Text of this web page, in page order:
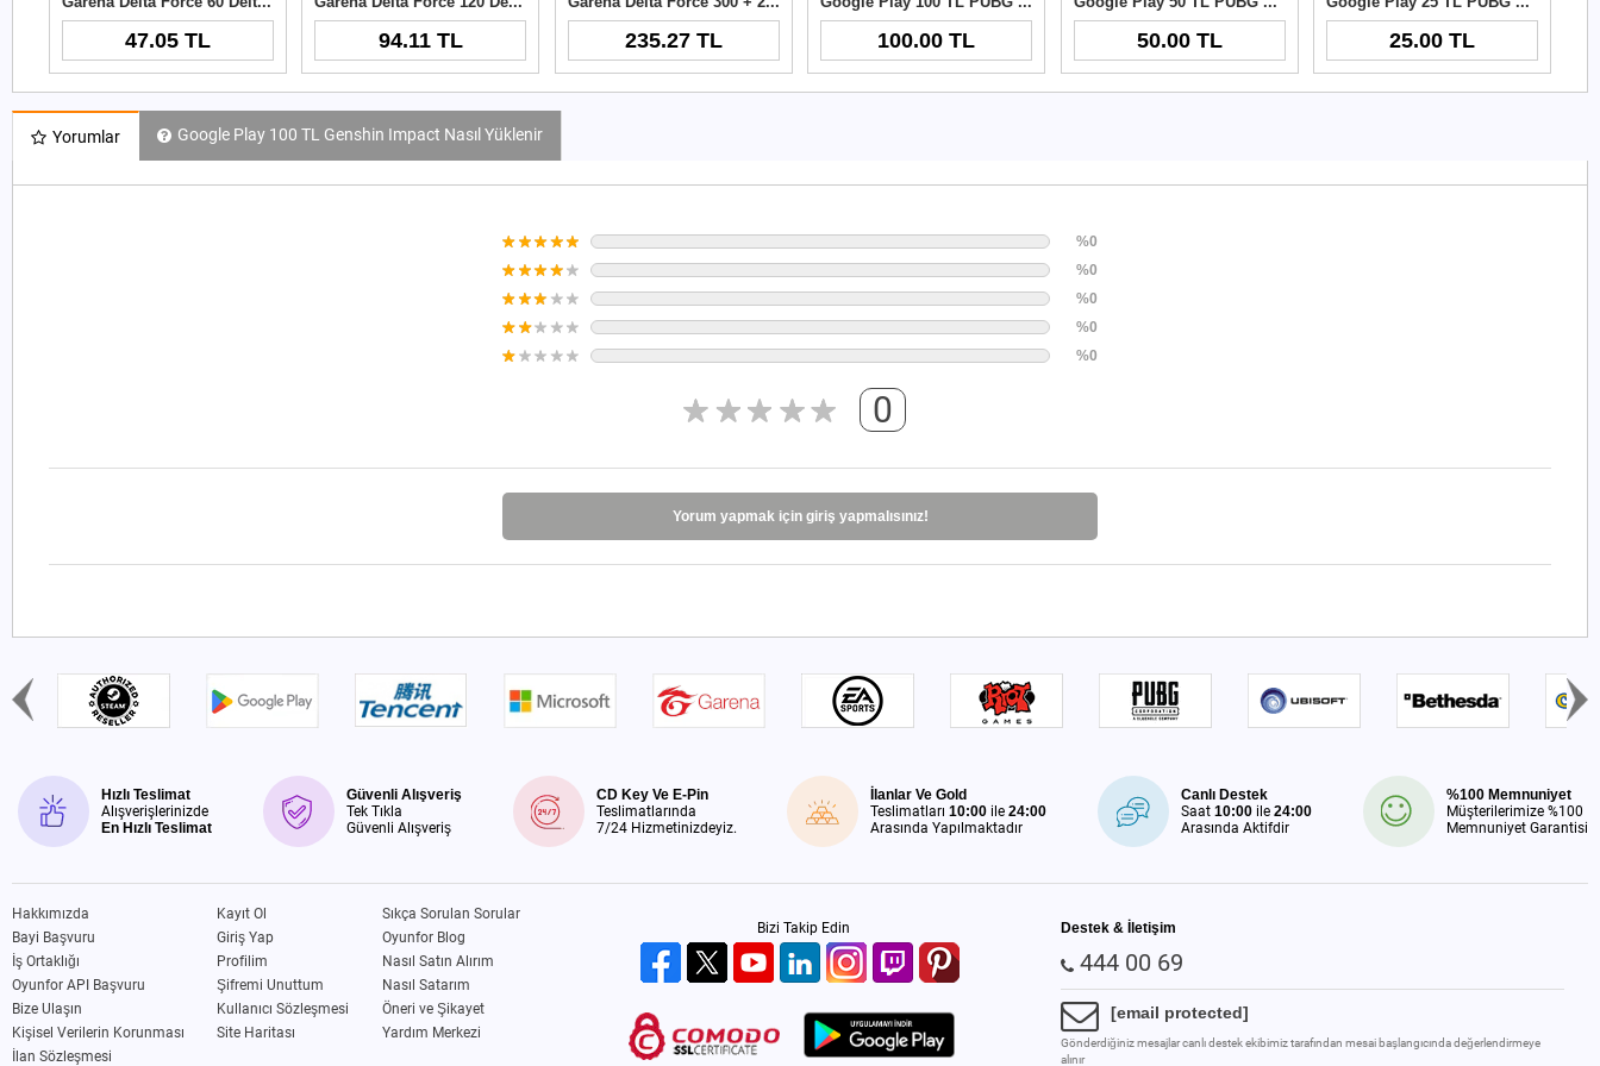
47.05 TL 94.11 TL 235.27 TL 100.00 TL 50.00 TL 25.00 TL
Yorumlar Google Play 100 TL Genshin Impact Nasıl Yüklenir
%0
%0
%0
%0
%0
0
Yorum yapmak için giriş yapmalısınız!
Hızlı Teslimat
Alışverişlerinizde
En Hızlı Teslimat
Güvenli Alışveriş
Tek Tıkla
Güvenli Alışveriş
CD Key Ve E-Pin
Teslimatlarında
7/24 Hizmetinizdeyiz.
İlanlar Ve Gold
Teslimatları10:00 ile24:00
Arasında Yapılmaktadır
Canlı Destek
Saat10:00 ile24:00
Arasında Aktifdir
%100 Memnuniyet
Müşterilerimize %100
Memnuniyet Garantisi
Hakkımızda
Bayi Başvuru
İş Ortaklığı
Oyunfor API Başvuru
Bize Ulaşın
Kişisel Verilerin Korunması
İlan Sözleşmesi
Kayıt Ol
Giriş Yap
Profilim
Şifremi Unuttum
Kullanıcı Sözleşmesi
Site Haritası
Sıkça Sorulan Sorular
Oyunfor Blog
Nasıl Satın Alırım
Nasıl Satarım
Öneri ve Şikayet
Yardım Merkezi
Bizi Takip Edin Destek & İletişim
444 00 69
[email protected]
Gönderdiğiniz mesajlar canlı destek ekibimiz tarafından mesai başlangıcında değerlendirmeye
alınır